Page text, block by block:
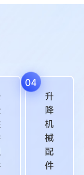
04
升
降
机
械
配
件